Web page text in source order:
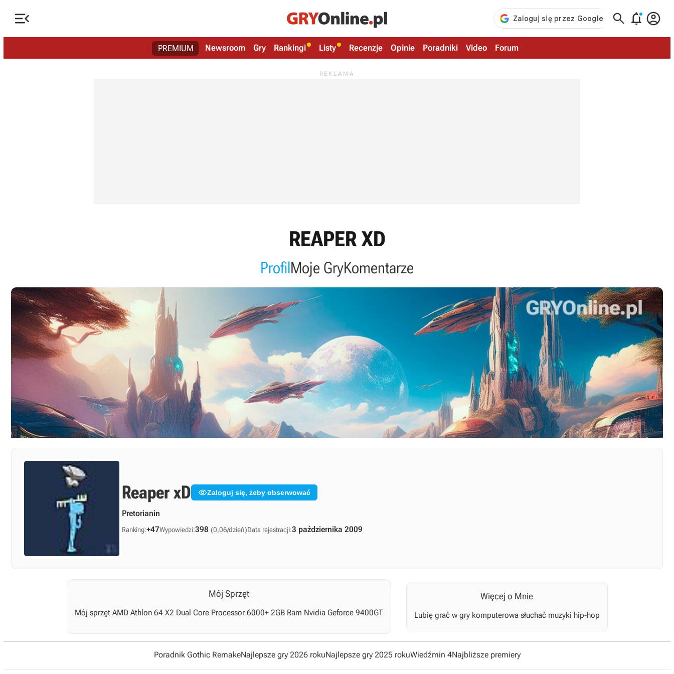
   
PREMIUM Newsroom Gry Rankingi Listy Recenzje Opinie Poradniki Video Forum
REAPER XD
ProfilMoje GryKomentarze
Reaper xD Zaloguj się, żeby obserwować
Pretorianin
Ranking:+47Wypowiedzi:398 (0,06/dzień)Data rejestracji:3 października 2009
Mój Sprzęt
Mój sprzęt AMD Athlon 64 X2 Dual Core Processor 6000+ 2GB Ram Nvidia Geforce 9400GT
Więcej o Mnie
Lubię grać w gry komputerowa słuchać muzyki hip-hop
Poradnik Gothic RemakeNajlepsze gry 2026 rokuNajlepsze gry 2025 rokuWiedźmin 4Najbliższe premiery